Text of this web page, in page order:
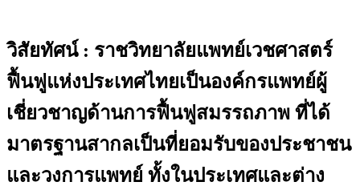
วิสัยทัศน์ : ราชวิทยาลัยแพทย์เวชศาสตร์
ฟื้นฟูแห่งประเทศไทยเป็นองค์กรแพทย์ผู้
เชี่ยวชาญด้านการฟื้นฟูสมรรถภาพ ที่ได้
มาตรฐานสากลเป็นที่ยอมรับของประชาชน
และวงการแพทย์ ทั้งในประเทศและต่าง